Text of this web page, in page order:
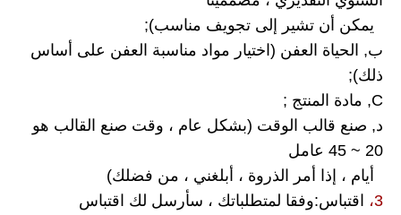
يمكن أن تشير إلى تجويف مناسب);
ب, الحياة العفن (اختيار مواد مناسبة العفن على أساس
ذلك);
C
, مادة المنتج ;
د, صنع قالب الوقت (بشكل عام ، وقت صنع القالب هو
20 ~ 45 عامل
أيام ، إذا أمر الذروة ، أبلغني ، من فضلك)
3، اقتباس:وفقا لمتطلباتك ، سأرسل لك اقتباس